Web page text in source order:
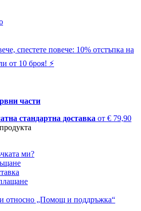
спестете повече: 10% отстъпка на
от 10 броя! ⚡️
части
стандартна доставка от € 79,90
ми?
относно „Помощ и поддръжка“